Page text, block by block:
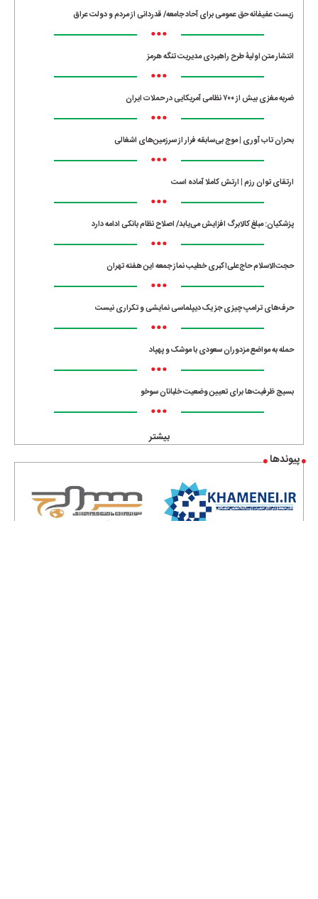
زیست عفیفانه حق عمومی برای آحاد جامعه/ قدردانی از مردم و دولت عراق
•••
انتشار متن اولیۀ طرح راهبردی مدیریت تنگه هرمز
•••
ضربه مغزی بیش از ۷۰۰ نظامی آمریکایی در حملات ایران
•••
بحران تاب آوری | موج بی‌سابقه فرار از سرزمین‌های اشغالی
•••
ارتقای توان رزم | ارتش کاملا آماده است
•••
پزشکیان: مبلغ کالابرگ افزایش می‌یابد/ اصلاح نظام بانکی ادامه دارد
•••
حجت‌الاسلام حاج‌علی‌اکبری خطیب نماز جمعه این هفته تهران
•••
حرف‌های ترامپ چیزی جز یک دیپلماسی نمایشی و تکراری نیست
•••
حمله به مواضع مزدوران سعودی با موشک و پهپاد
•••
بسیج ظرفیت‌ها برای تعیین وضعیت خلبانان سوخو
•••
بیشتر
پیوندها